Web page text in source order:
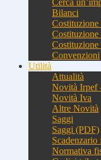
Cerca
Bilanci
Costituzione
Costituzione
Costituzione
Convenzioni
Utilità
Attualità
Novità Irpef
Novità Iva
Altre Novità
Saggi
Saggi (PDF)
Scadenzario
Normativa